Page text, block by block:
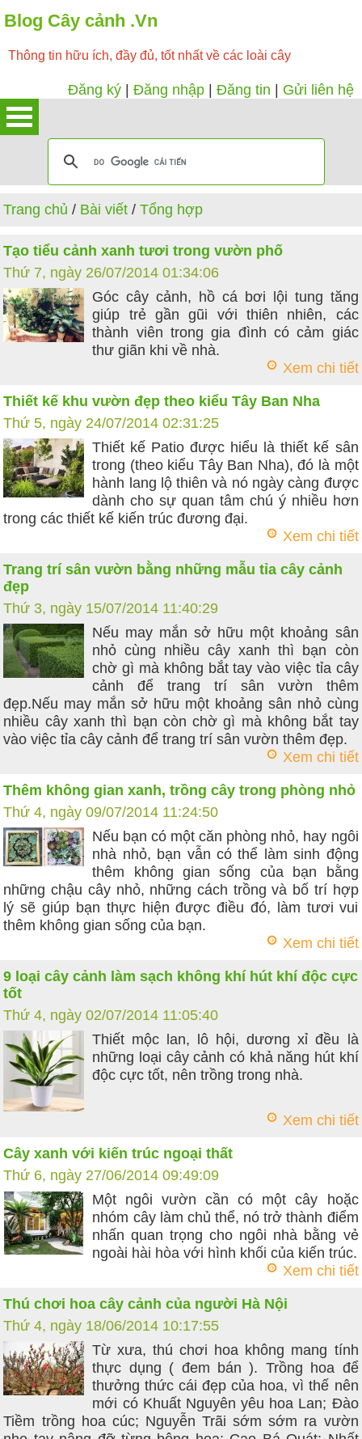
Blog Cây cảnh .Vn
Thông tin hữu ích, đầy đủ, tốt nhất về các loài cây
Đăng ký Đăng nhập Đăng tin Gửi liên hệ
Trang chủ / Bài viết /Tổng hợp
Tạo tiểu cảnh xanh tươi trong vườn phố
Thứ 7, ngày 26/07/2014 01:34:06
Góc cây cảnh, hồ cá bơi lội tung tăng
giúp trẻ gần gũi với thiên nhiên, các
thành viên trong gia đình có cảm giác
thư giãn khi về nhà.
Xem chi tiết
Thiết kế khu vườn đẹp theo kiểu Tây Ban Nha
Thứ 5, ngày 24/07/2014 02:31:25
Thiết kế Patio được hiểu là thiết kế sân
trong (theo kiểu Tây Ban Nha), đó là một
hành lang lộ thiên và nó ngày càng được
dành cho sự quan tâm chú ý nhiều hơn
trong các thiết kế kiến trúc đương đại.
Xem chi tiết
Trang trí sân vườn bằng những mẫu tỉa cây cảnh
đẹp
Thứ 3, ngày 15/07/2014 11:40:29
Nếu may mắn sở hữu một khoảng sân
nhỏ cùng nhiều cây xanh thì bạn còn
chờ gì mà không bắt tay vào việc tỉa cây
cảnh để trang trí sân vườn thêm
đẹp.Nếu may mắn sở hữu một khoảng sân nhỏ cùng
nhiều cây xanh thì bạn còn chờ gì mà không bắt tay
vào việc tỉa cây cảnh để trang trí sân vườn thêm đẹp.
Xem chi tiết
Thêm không gian xanh, trồng cây trong phòng nhỏ
Thứ 4, ngày 09/07/2014 11:24:50
Nếu bạn có một căn phòng nhỏ, hay ngôi
nhà nhỏ, bạn vẫn có thể làm sinh động
thêm không gian sống của bạn bằng
những chậu cây nhỏ, những cách trồng và bố trí hợp
lý sẽ giúp bạn thực hiện được điều đó, làm tươi vui
thêm không gian sống của bạn.
Xem chi tiết
9 loại cây cảnh làm sạch không khí hút khí độc cực
tốt
Thứ 4, ngày 02/07/2014 11:05:40
Thiết mộc lan, lô hội, dương xỉ đều là
những loại cây cảnh có khả năng hút khí
độc cực tốt, nên trồng trong nhà.
Xem chi tiết
Cây xanh với kiến trúc ngoại thất
Thứ 6, ngày 27/06/2014 09:49:09
Một ngôi vườn cần có một cây hoặc
nhóm cây làm chủ thể, nó trở thành điểm
nhấn quan trọng cho ngôi nhà bằng vẻ
ngoài hài hòa với hình khối của kiến trúc.
Xem chi tiết
Thú chơi hoa cây cảnh của người Hà Nội
Thứ 4, ngày 18/06/2014 10:17:55
Từ xưa, thú chơi hoa không mang tính
thực dụng ( đem bán ). Trồng hoa để
thưởng thức cái đẹp của hoa, vì thế nên
mới có Khuất Nguyên yêu hoa Lan; Đào
Tiềm trồng hoa cúc; Nguyễn Trãi sớm sớm ra vườn